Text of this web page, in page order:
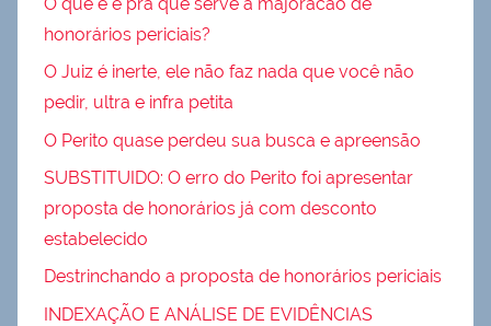
honorários periciais?
O Juiz é inerte, ele não faz nada que você não
pedir, ultra e infra petita
O Perito quase perdeu sua busca e apreensão
SUBSTITUIDO: O erro do Perito foi apresentar
proposta de honorários já com desconto
estabelecido
Destrinchando a proposta de honorários periciais
INDEXAÇÃO E ANÁLISE DE EVIDÊNCIAS